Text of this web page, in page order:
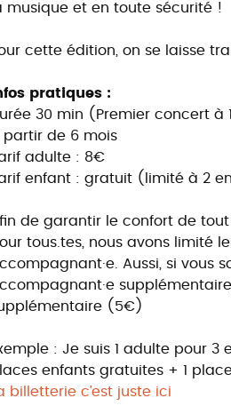
musique et en toute sécurité !
cette édition, on se laisse
pratiques :
30 min (Premier concert à
partir de 6 mois
adulte : 8€
enfant : gratuit (limité à 2
de garantir le confort de
tous.tes, nous avons limité
Aussi, si vous
(5€)
: Je suis 1 adulte pour
enfants gratuites + 1
billetterie c’est juste ici